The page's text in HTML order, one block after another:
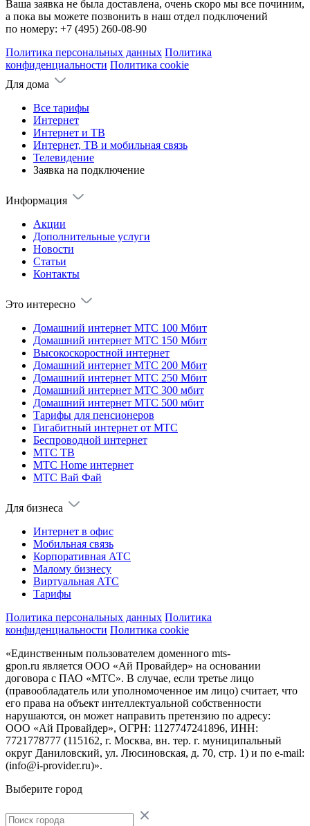
Ваша заявка не была доставлена, очень скоро мы все починим,
а пока вы можете позвонить в наш отдел подключений
по номеру: +7 (495) 260-08-90
Политика персональных данных Политика
конфиденциальности Политика cookie
Для дома
Все тарифы
Интернет
Интернет и ТВ
Интернет, ТВ и мобильная связь
Телевидение
Заявка на подключение
Информация
Акции
Дополнительные услуги
Новости
Статьи
Контакты
Это интересно
Домашний интернет МТС 100 Мбит
Домашний интернет МТС 150 Мбит
Высокоскоростной интернет
Домашний интернет МТС 200 Мбит
Домашний интернет МТС 250 Мбит
Домашний интернет МТС 300 мбит
Домашний интернет МТС 500 мбит
Тарифы для пенсионеров
Гигабитный интернет от МТС
Беспроводной интернет
МТС ТВ
МТС Home интернет
МТС Вай Фай
Для бизнеса
Интернет в офис
Мобильная связь
Корпоративная АТС
Малому бизнесу
Виртуальная АТС
Тарифы
Политика персональных данных Политика
конфиденциальности Политика cookie
«Единственным пользователем доменного mts-
gpon.ru является ООО «Ай Провайдер» на основании
договора с ПАО «МТС». В случае, если третье лицо
(правообладатель или уполномоченное им лицо) считает, что
его права на объект интеллектуальной собственности
нарушаются, он может направить претензию по адресу:
ООО «Ай Провайдер», ОГРН: 1127747241896, ИНН:
7721778777 (115162, г. Москва, вн. тер. г. муниципальный
округ Даниловский, ул. Люсиновская, д. 70, стр. 1) и по e-mail:
(info@i-provider.ru)».
Выберите город